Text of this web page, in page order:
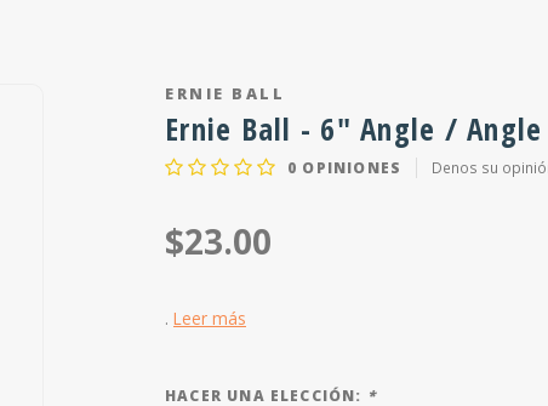
ERNIE BALL
Ernie Ball - 6" Angle /
0 OPINIONES Denos su
$23.00
. Leer más
HACER UNA ELECCIÓN: *